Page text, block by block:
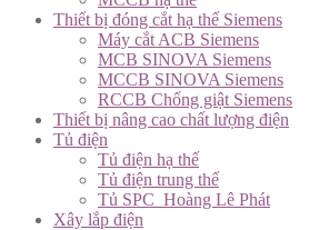
Thiết bị đóng cắt hạ thế Siemens
Máy cắt ACB Siemens
MCB SINOVA Siemens
MCCB SINOVA Siemens
RCCB Chống giật Siemens
Thiết bị nâng cao chất lượng điện
Tủ điện
Tủ điện hạ thế
Tủ điện trung thế
Tủ SPC_Hoàng Lê Phát
Xây lắp điện